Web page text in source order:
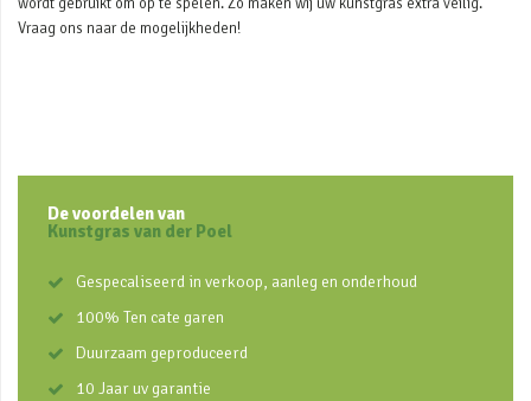
Vraag ons naar de mogelijkheden!
De voordelen van
Kunstgras van der Poel
Gespecaliseerd in verkoop, aanleg en onderhoud
100% Ten cate garen
Duurzaam geproduceerd
10 Jaar uv garantie